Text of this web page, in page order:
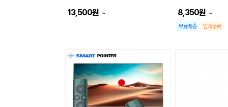
13,500원 ~ 8,350원 ~
무료배송 인쇄무료